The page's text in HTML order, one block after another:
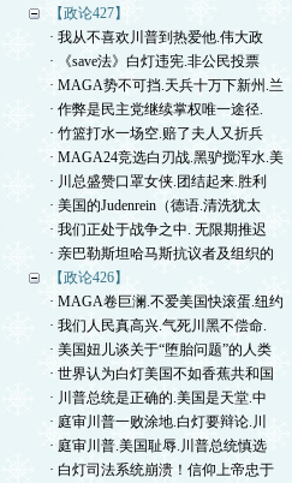
【政论427】
· 我从不喜欢川普到热爱他.伟大政
· 《save法》白灯违宪.非公民投票
· MAGA势不可挡.天兵十万下新州.兰
· 作弊是民主党继续掌权唯一途径.
· 竹篮打水一场空.赔了夫人又折兵
· MAGA24竞选白刃战.黑驴搅浑水.美
· 川总盛赞口罩女侠.团结起来.胜利
· 美国的Judenrein（德语.清洗犹太
· 我们正处于战争之中. 无限期推迟
· 亲巴勒斯坦哈马斯抗议者及组织的
【政论426】
· MAGA卷巨澜.不爱美国快滚蛋.纽约
· 我们人民真高兴.气死川黑不偿命.
· 美国妞儿谈关于“堕胎问题”的人类
· 世界认为白灯美国不如香蕉共和国
· 川普总统是正确的.美国是天堂.中
· 庭审川普一败涂地.白灯要辩论.川
· 庭审川普.美国耻辱.川普总统慎选
· 白灯司法系统崩溃！信仰上帝忠于